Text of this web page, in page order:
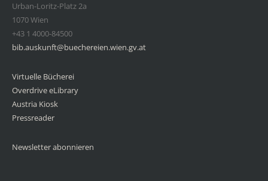
Urban-Loritz-Platz 2a
1070 Wien
+43 1 4000-84500
bib.auskunft@buechereien.wien.gv.at
Virtuelle Bücherei
Overdrive eLibrary
Austria Kiosk
Pressreader
Newsletter abonnieren